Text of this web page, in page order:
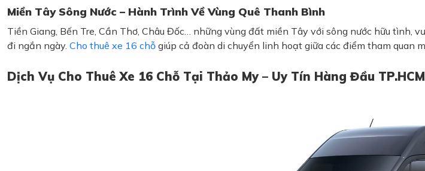
Miền Tây Sông Nước – Hành Trình Về Vùng Quê Thanh Bình
Tiền Giang, Bến Tre, Cần Thơ, Châu Đốc… những vùng đất miền Tây với sông nước hữu tình,
đi ngắn ngày. Cho thuê xe 16 chỗ giúp cả đoàn di chuyển linh hoạt giữa các điểm tham quan
Dịch Vụ Cho Thuê Xe 16 Chỗ Tại Thảo My – Uy Tín Hàng Đầu TP.HCM